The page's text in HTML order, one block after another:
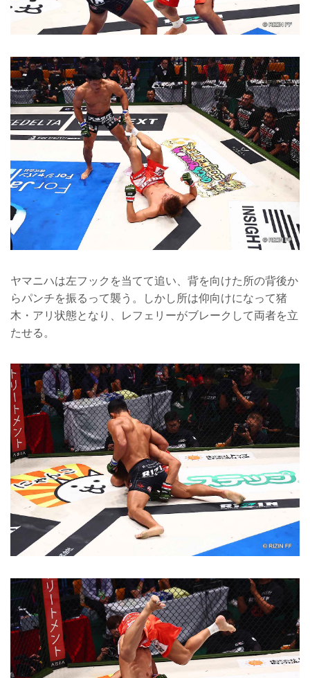
ヤマニハは左フックを当てて追い、背を向けた所の背後か
らパンチを振るって襲う。しかし所は仰向けになって猪
木・アリ状態となり、レフェリーがブレークして両者を立
たせる。